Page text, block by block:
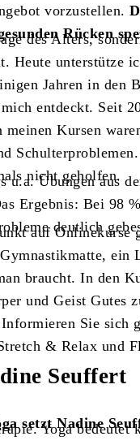
vorzustellen.
Rücken
des Alters,
Heute unterstütze
Jahren in den
entdeckt. Seit
Kursen
nicht geholfen.
Übungen aus
Ergebnis: Bei 98
deutlich
auf Onlinekurse
ein
braucht. In den
und Geist Gutes
Sie sich
& Relax und
Seuffert
setzt Nadine
Yoga